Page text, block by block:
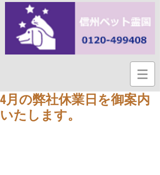
4月の弊社休業日を御案内
いたします。